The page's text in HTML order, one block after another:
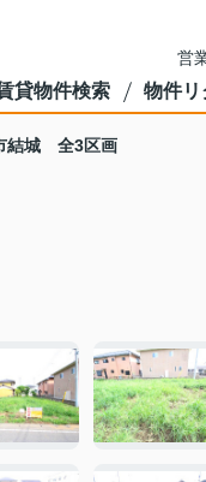
営
貸物件検索 物件リ
結城 全3区画